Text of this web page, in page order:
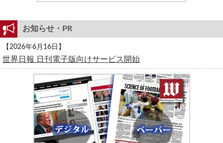
お知らせ・PR
【2026年6月16日】
世界日報 日刊電子版向けサービス開始